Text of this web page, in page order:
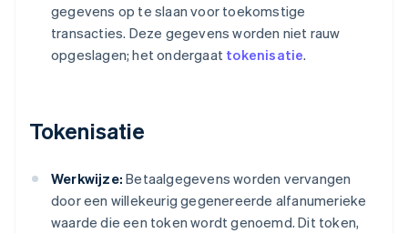
gegevens op te slaan voor toekomstige
transacties. Deze gegevens worden niet rauw
opgeslagen; het ondergaat tokenisatie.
Tokenisatie
Werkwijze: Betaalgegevens worden vervangen
door een willekeurig gegenereerde alfanumerieke
waarde die een token wordt genoemd. Dit token,